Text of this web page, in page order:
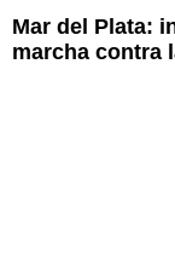
Mar del Plata:
marcha contra